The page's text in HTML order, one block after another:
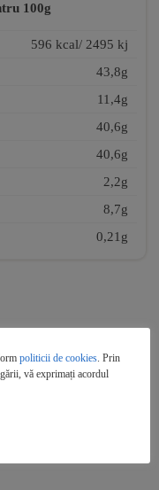
100g
596 kcal/ 2495 kj
43,8g
11,4g
40,6g
40,6g
2,2g
8,7g
0,21g
0,47 kg
politicii de cookies . Prin
vă exprimați acordul